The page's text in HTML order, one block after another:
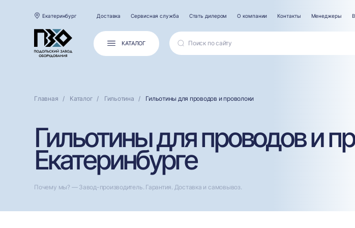
Екатеринбург Доставка Сервисная служба Стать дилером О компании Контакты Менеджеры
КАТАЛОГ
Главная Каталог Гильотина Гильотины для проводов и проволоки
Гильотины для проводов и
Екатеринбурге
Почему мы? — Завод-производитель. Гарантия. Доставка и самовывоз.